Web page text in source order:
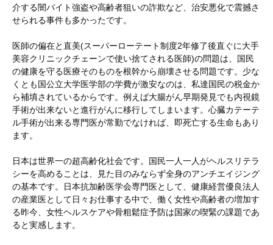
介する闇バイト強盗や高齢者狙いの詐欺など、治安悪化で震撼さ
せられる事件も多かったです。
医師の偏在と直美(スーパーローテート制度2年修了後直ぐに大手
美容クリニックチェーンで使い捨てされる医師)の問題は、国民
の健康を守る医療そのものを根幹から崩壊させる問題です。少な
くとも国公立大学医学部の学費が激安なのは、私達国民の税金か
ら補填されているからです。例えば大腸がん早期発見でも内視鏡
手術が出来ないと進行がんに移行してしまいます。心臓カテーテ
ル手術が出来る専門医が常勤でなければ、即死亡する生命もあり
ます。
日本は世界一の超高齢化社会です。国民一人一人がヘルスリテラ
シーを高めることは、見た目のみならず全身のアンチエイジング
の基本です。日本抗加齢医学会専門医として、健康経営優良法人
の産業医として日々お仕事する中で、働く女性や高齢者の増加す
る昨今、女性ヘルスケアや骨粗鬆症予防は国家の喫緊の課題であ
ると実感します。